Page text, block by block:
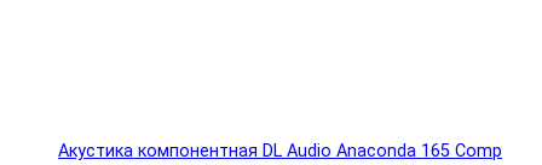
Акустика компонентная DL Audio Anaconda 165 Comp